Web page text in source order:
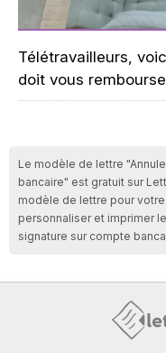
Télétravailleurs,
doit vous
Le modèle de lettre
bancaire" est gratuit sur
modèle de lettre pour
personnaliser et imprimer
signature sur compte